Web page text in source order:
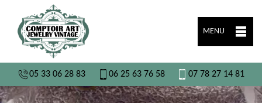
MENU
05 33 06 28 83 06 25 63 76 58 07 78 27 14 81